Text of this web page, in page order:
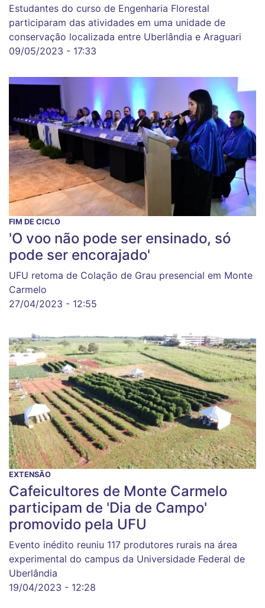
Estudantes do curso de Engenharia Florestal
participaram das atividades em uma unidade de
conservação localizada entre Uberlândia e Araguari
09/05/2023 - 17:33
FIM DE CICLO
'O voo não pode ser ensinado, só
pode ser encorajado'
UFU retoma de Colação de Grau presencial em Monte
Carmelo
27/04/2023 - 12:55
EXTENSÃO
Cafeicultores de Monte Carmelo
participam de 'Dia de Campo'
promovido pela UFU
Evento inédito reuniu 117 produtores rurais na área
experimental do campus da Universidade Federal de
Uberlândia
19/04/2023 - 12:28